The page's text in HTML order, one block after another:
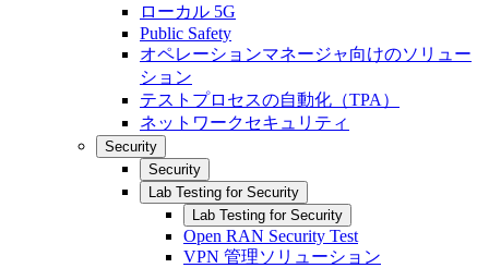
ローカル 5G
Public Safety
オペレーションマネージャ向けのソリュー
ション
テストプロセスの自動化（TPA）
ネットワークセキュリティ
Security
Security
Lab Testing for Security
Lab Testing for Security
Open RAN Security Test
VPN 管理ソリューション